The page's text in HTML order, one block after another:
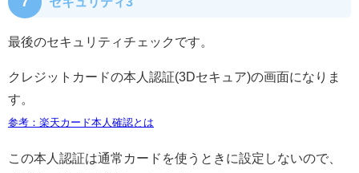
最後のセキュリティチェックです。
クレジットカードの本人認証(3Dセキュア)の画面になりま
す。
参考：楽天カード本人確認とは
この本人認証は通常カードを使うときに設定しないので、